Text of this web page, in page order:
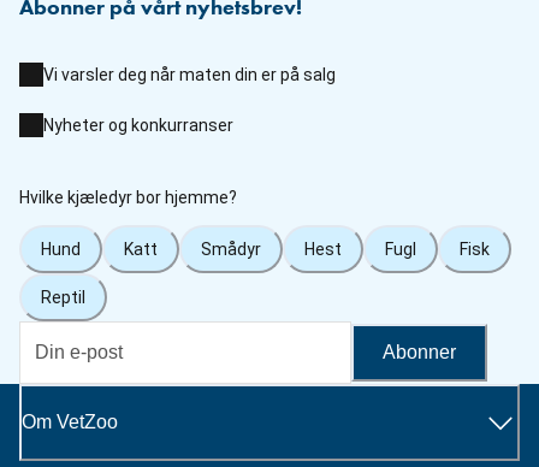
Abonner på vårt nyhetsbrev!
Vi varsler deg når maten din er på salg
Nyheter og konkurranser
Hvilke kjæledyr bor hjemme?
Hund Katt Smådyr Hest Fugl Fisk
Reptil
Abonner
Om VetZoo